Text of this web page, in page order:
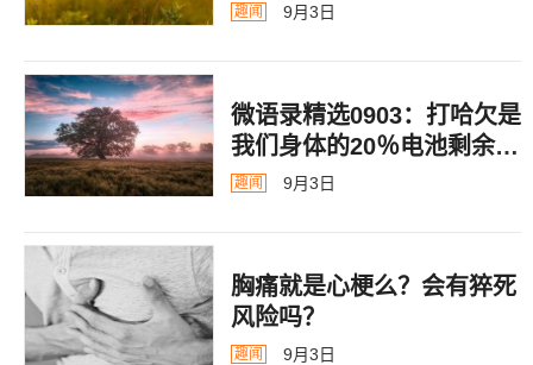
趣闻 9月3日
微语录精选0903：打哈欠是
我们身体的20％电池剩余警
告
趣闻 9月3日
胸痛就是心梗么？会有猝死
风险吗？
趣闻 9月3日